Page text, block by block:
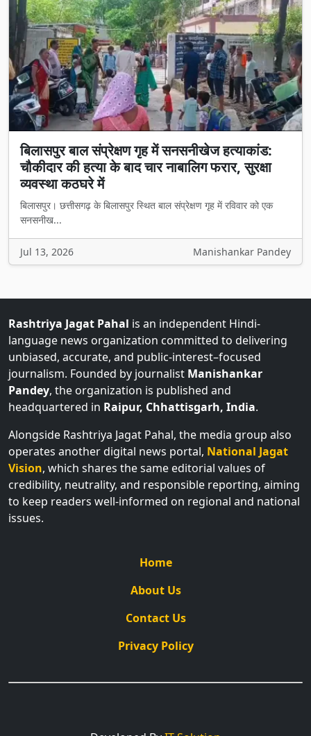
बिलासपुर बाल संप्रेक्षण गृह में सनसनीखेज हत्याकांड:
चौकीदार की हत्या के बाद चार नाबालिग फरार, सुरक्षा
व्यवस्था कठघरे में
बिलासपुर। छत्तीसगढ़ के बिलासपुर स्थित बाल संप्रेक्षण गृह में रविवार को एक
सनसनीख...
Jul 13, 2026 Manishankar Pandey
Rashtriya Jagat Pahal is an independent Hindi-
language news organization committed to delivering
unbiased, accurate, and public-interest–focused
journalism. Founded by journalist Manishankar
Pandey, the organization is published and
headquartered in Raipur, Chhattisgarh, India.
Alongside Rashtriya Jagat Pahal, the media group also
operates another digital news portal, National Jagat
Vision, which shares the same editorial values of
credibility, neutrality, and responsible reporting, aiming
to keep readers well-informed on regional and national
issues.
Home
About Us
Contact Us
Privacy Policy